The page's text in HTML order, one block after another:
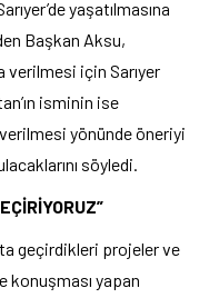
yaşatılmasına
Başkan Aksu,
verilmesi için Sarıyer
isminin ise
yönünde öneriyi
söyledi.
geçirdikleri projeler ve
konuşması yapan